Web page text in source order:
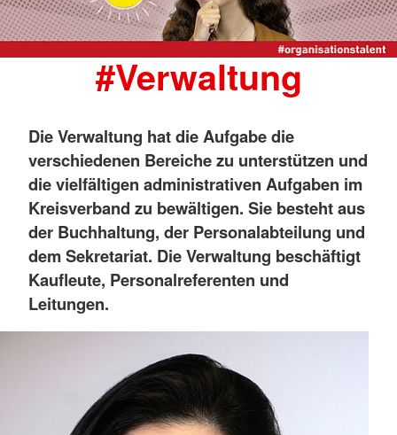
#Verwaltung
Die Verwaltung hat die Aufgabe die
verschiedenen Bereiche zu unterstützen und
die vielfältigen administrativen Aufgaben im
Kreisverband zu bewältigen. Sie besteht aus
der Buchhaltung, der Personalabteilung und
dem Sekretariat. Die Verwaltung beschäftigt
Kaufleute, Personalreferenten und
Leitungen.